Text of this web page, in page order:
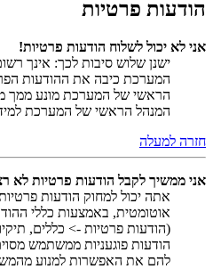
הודעות פרטיות
אני לא יכול לשלוח הודעות פרטיות!
ישנן שלוש סיבות לכך: אינך
המערכת כיבה את ההודעות
הראשי של המערכת מונע ממך
המנהל הראשי של המערכת
חזרה למעלה
אני ממשיך לקבל הודעות פרטיות לא
אתה יכול למחוק הודעות
אוטומטית, באמצעות כללי
(הודעות פרטיות -> כללים,
הודעות פוגעניות ממשתמש
להם את האפשרות למנוע